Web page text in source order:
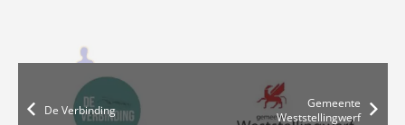
De Verbinding
Gemeente
Weststellingwerf